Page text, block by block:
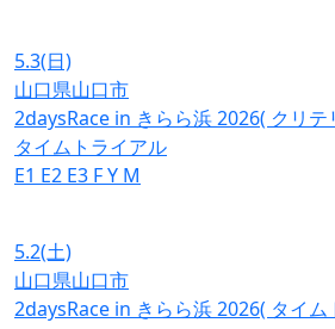
5.3(日)
山口県山口市
2daysRace in きらら浜 2026( クリテ
タイムトライアル
E1 E2 E3 FY M
5.2(土)
山口県山口市
2daysRace in きらら浜 2026( タイム